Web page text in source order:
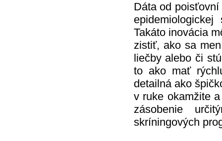
Dáta od
Takáto inovácia
zistiť, ako sa
liečby alebo či
to ako mať
detailná ako
v ruke okamžite
zásobenie
skríningových